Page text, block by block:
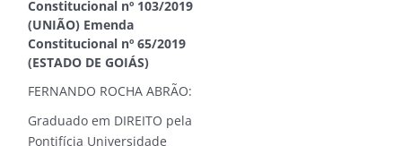
Constitucional nº 103/2019
(UNIÃO) Emenda
Constitucional nº 65/2019
(ESTADO DE GOIÁS)
FERNANDO ROCHA ABRÃO:
Graduado em DIREITO pela
Pontifícia Universidade